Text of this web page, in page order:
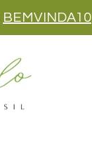
BEMVINDA10